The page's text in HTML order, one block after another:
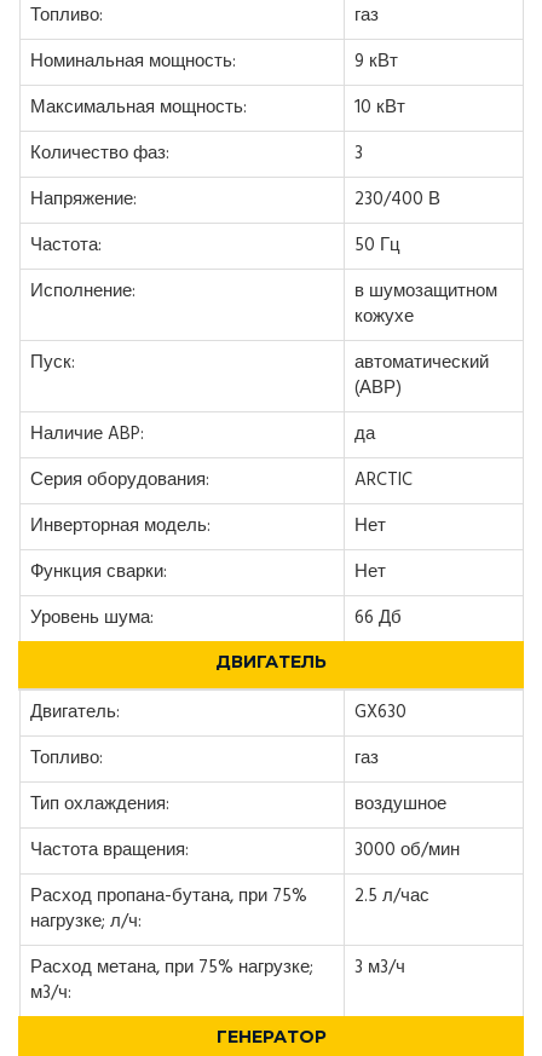
Топливо:
газ
Номинальная мощность:
9 кВт
Максимальная мощность:
10 кВт
Количество фаз:
3
Напряжение:
230/400 В
Частота:
50 Гц
Исполнение:
в шумозащитном
кожухе
Пуск:
автоматический
(АВР)
Наличие ABP:
да
Серия оборудования:
ARCTIC
Инверторная модель:
Нет
Функция сварки:
Нет
Уровень шума:
66 Дб
ДВИГАТЕЛЬ
Двигатель:
GX630
Топливо:
газ
Тип охлаждения:
воздушное
Частота вращения:
3000 об/мин
Расход пропана-бутана, при 75%
нагрузке; л/ч:
2.5 л/час
Расход метана, при 75% нагрузке;
м3/ч:
3 м3/ч
ГЕНЕРАТОР